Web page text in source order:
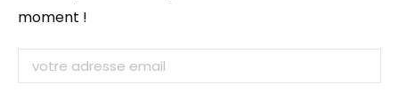
moment !